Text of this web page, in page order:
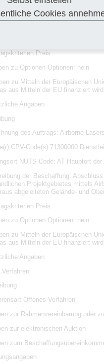
NUTS-Code: AT Hauptort der
der Beschaffung:
Projektgebietes mittels
Preis
zu Optionen Optionen: nein
zu Mitteln der Europäischen
aus Mitteln der EU finanziert
Angaben
des Auftrags: Airborne
CPV-Code(s) 71300000
NUTS-Code: AT Hauptort
der Beschaffung:
Projektgebietes mittels
abgeleiteten Gelände- und
Preis
zu Optionen Optionen: nein
zu Mitteln der Europäischen
aus Mitteln der EU finanziert
Angaben
Offenes Verfahren
zur Rahmenvereinbarung oder
zur elektronischen Auktion
zum
Cookies